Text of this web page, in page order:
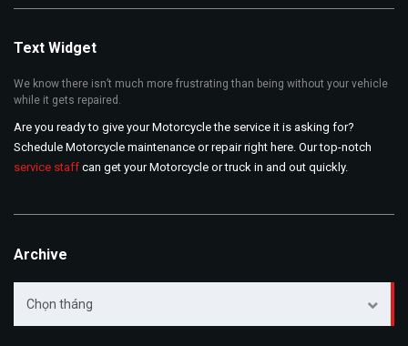
Text Widget
We know there isn’t much more frustrating than being without your vehicle
while it gets repaired.
Are you ready to give your Motorcycle the service it is asking for?
Schedule Motorcycle maintenance or repair right here. Our top-notch
service staff can get your Motorcycle or truck in and out quickly.
Archive
Chọn tháng